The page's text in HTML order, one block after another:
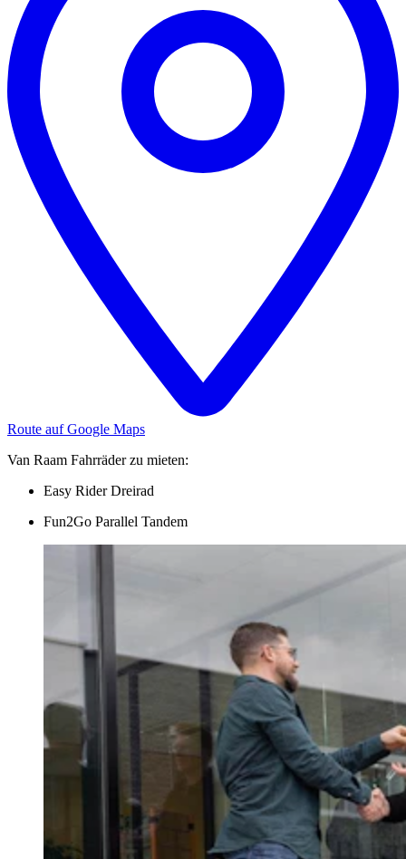
Route auf Google Maps
Van Raam Fahrräder zu mieten:
Easy Rider Dreirad
Fun2Go Parallel Tandem